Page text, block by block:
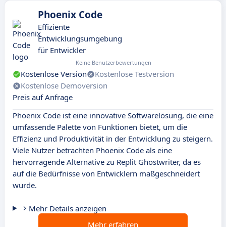
Phoenix Code
Effiziente
Entwicklungsumgebung
für Entwickler
Keine Benutzerbewertungen
Kostenlose Version
Kostenlose Testversion
Kostenlose Demoversion
Preis auf Anfrage
Phoenix Code ist eine innovative Softwarelösung, die eine
umfassende Palette von Funktionen bietet, um die
Effizienz und Produktivität in der Entwicklung zu steigern.
Viele Nutzer betrachten Phoenix Code als eine
hervorragende Alternative zu Replit Ghostwriter, da es
auf die Bedürfnisse von Entwicklern maßgeschneidert
wurde.
Mehr Details anzeigen
Mehr erfahren